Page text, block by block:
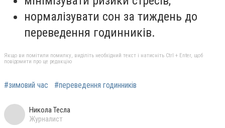
нормалізувати сон за тиждень до
переведення годинників.
Якщо ви помітили помилку, виділіть необхідний текст і натисніть Ctrl + Enter, щоб
повідомити про це редакцію
#зимовий час #переведення годинників
Никола Тесла
Журналист